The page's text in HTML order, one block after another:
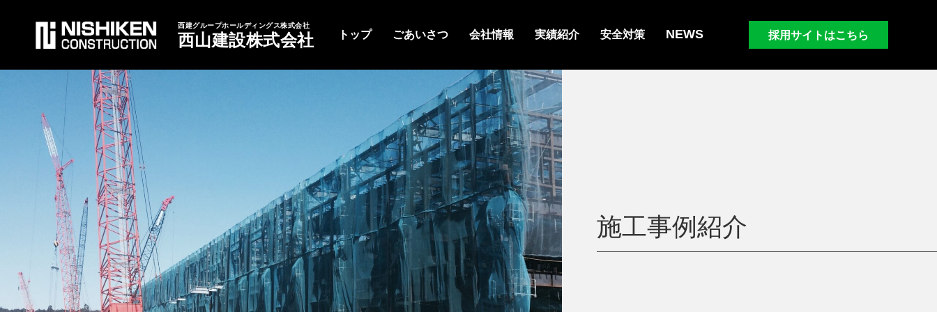
西建グループホールディングス株式会社
西山建設株式会社 トップ ごあいさつ 会社情報 実績紹介 安全対策 NEWS 採用サイトはこちら
施工事例紹介